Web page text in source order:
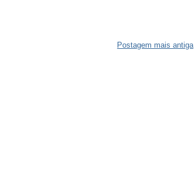
Postagem mais antiga